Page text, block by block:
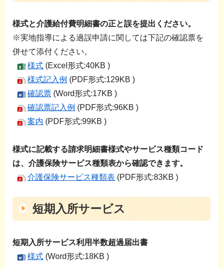
様式と介護給付費明細書の正と誤を提出ください。
※実地指導による過誤申請に関しては下記の確認票を
併せて添付ください。
様式 (Excel形式:40KB )
様式記入例 (PDF形式:129KB )
確認票 (Word形式:17KB )
確認票記入例 (PDF形式:96KB )
案内 (PDF形式:99KB )
様式に記載する請求明細書様式やサービス種類コード
は、介護保険サービス種類表から確認できます。
介護保険サービス種類表 (PDF形式:83KB )
短期入所サービス
短期入所サービス利用半数超過届出書
様式 (Word形式:18KB )